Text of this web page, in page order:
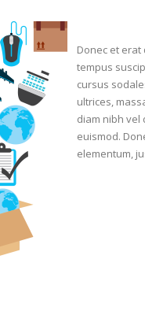
Donec et
tempus
cursus
ultrices,
diam nibh vel
euismod.
elementum,